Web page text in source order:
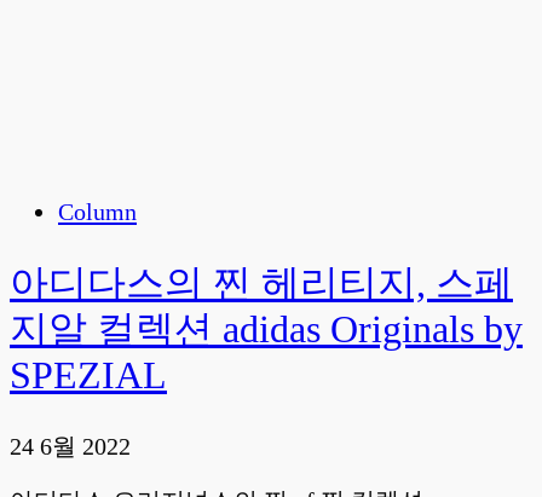
Column
아디다스의 찐 헤리티지, 스페
지알 컬렉션 adidas Originals by
SPEZIAL
24 6월 2022